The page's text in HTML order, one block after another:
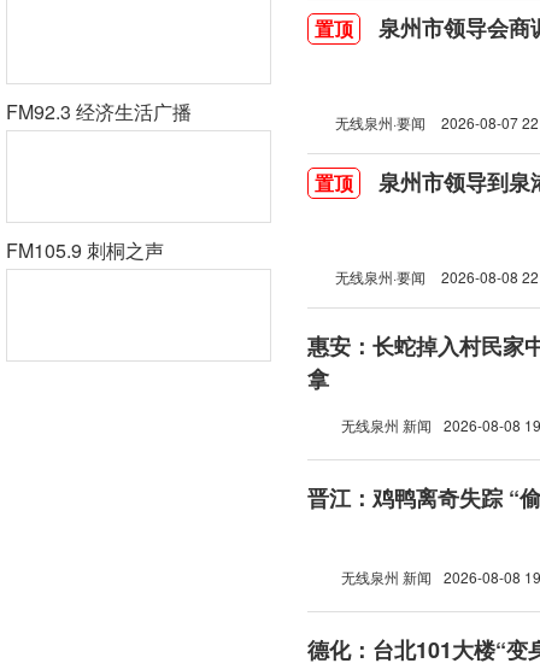
FM92.3 经济生活广播
FM105.9 刺桐之声
置顶 泉州市领导会商
无线泉州·要闻 2026-08-07
置顶 泉州市领导到泉
无线泉州·要闻 2026-08-08
惠安：长蛇掉入村民家
拿
无线泉州 新闻 2026-08-08
晋江：鸡鸭离奇失踪 “
无线泉州 新闻 2026-08-08
德化：台北101大楼“变